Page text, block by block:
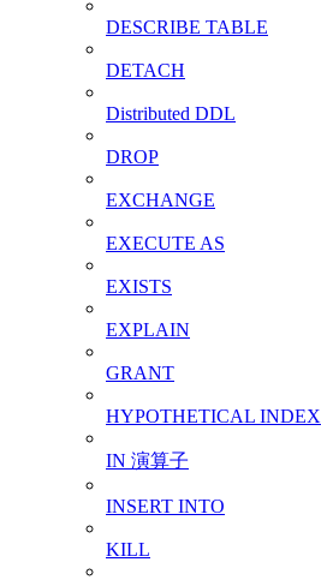
DESCRIBE TABLE
DETACH
Distributed DDL
DROP
EXCHANGE
EXECUTE AS
EXISTS
EXPLAIN
GRANT
HYPOTHETICAL INDEX
IN 演算子
INSERT INTO
KILL